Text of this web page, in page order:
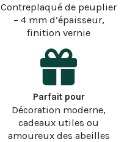
Contreplaqué de peuplier
– 4 mm d’épaisseur,
finition vernie
Parfait pour
Décoration moderne,
cadeaux utiles ou
amoureux des abeilles